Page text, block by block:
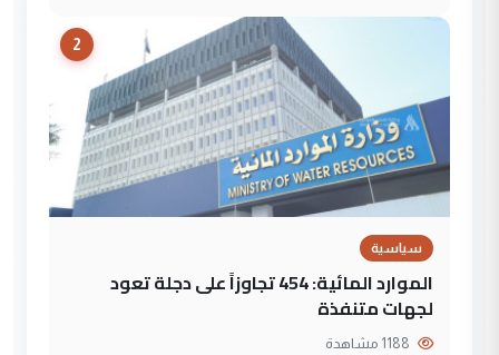
2
سياسية
الموارد المائية: 454 تجاوزاً على دجلة تعود
لجهات متنفذة